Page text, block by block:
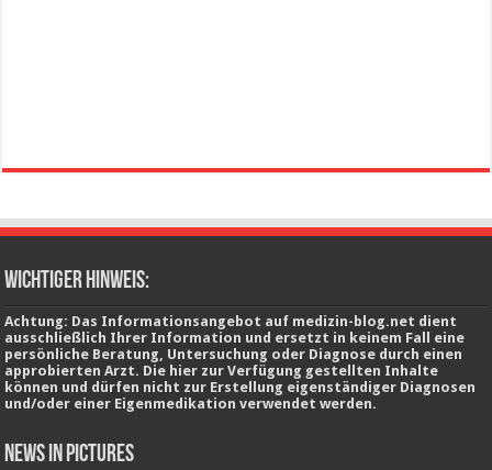
wichtiger Hinweis:
Achtung: Das Informationsangebot auf medizin-blog.net dient
ausschließlich Ihrer Information und ersetzt in keinem Fall eine
persönliche Beratung, Untersuchung oder Diagnose durch einen
approbierten Arzt. Die hier zur Verfügung gestellten Inhalte
können und dürfen nicht zur Erstellung eigenständiger Diagnosen
und/oder einer Eigenmedikation verwendet werden.
News in Pictures